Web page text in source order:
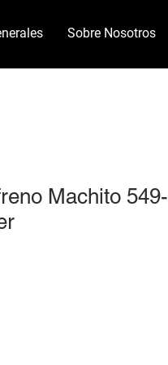
Sobre Nosotros
Machito 549-